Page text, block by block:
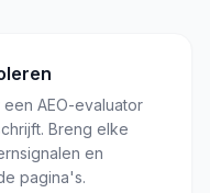
AEO-evaluator
Breng elke
en
pagina's.